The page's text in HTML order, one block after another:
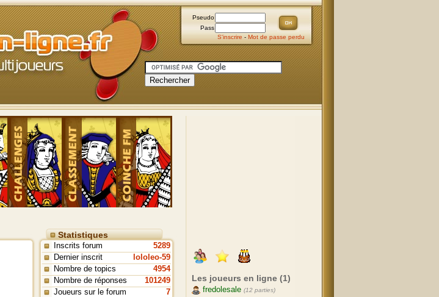
Pseudo
Pass
S'inscrire - Mot de passe perdu
Statistiques
5289
Inscrits forum
lololeo-59
Dernier inscrit
4954
Nombre de topics
101249
Nombre de réponses
7
Joueurs sur le forum
Les joueurs en ligne (1)
fredolesale (12 parties)